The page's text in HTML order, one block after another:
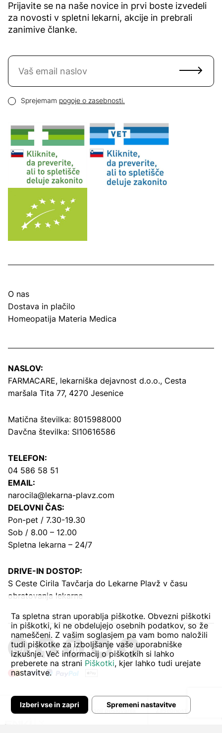
Prijavite se na naše novice in prvi boste izvedeli
za novosti v spletni lekarni, akcije in prebrali
zanimive članke.
Naročite se na novice
Pogoji zasebnosti
Sprejemam pogoje o zasebnosti.
O nas
Dostava in plačilo
Homeopatija Materia Medica
NASLOV:
FARMACARE, lekarniška dejavnost d.o.o., Cesta
maršala Tita 77, 4270 Jesenice
Matična številka: 8015988000
Davčna številka: SI10616586
TELEFON:
04 586 58 51
EMAIL:
narocila@lekarna-plavz.com
DELOVNI ČAS:
Pon-pet / 7.30-19.30
Sob / 8.00 – 12.00
Spletna lekarna – 24/7
DRIVE-IN DOSTOP:
S Ceste Cirila Tavčarja do Lekarne Plavž v času
obratovanja lekarne
Avtor: Pogoji poslovanja Zasebnost in piškoti
Ta spletna stran uporablja piškotke. Obvezni piškotki
in piškotki, ki ne obdelujejo osebnih podatkov, so že
nameščeni. Z vašim soglasjem pa vam bomo naložili
tudi piškotke za izboljšanje vaše uporabniške
izkušnje. Več informacij o piškotkih si lahko
preberete na strani Piškotki, kjer lahko tudi urejate
nastavitve.
Spremeni nastavitve
Izberi vse in zapri